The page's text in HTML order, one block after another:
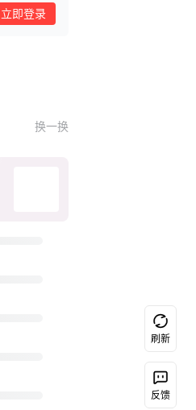
立即登录
换一换
刷新
反馈